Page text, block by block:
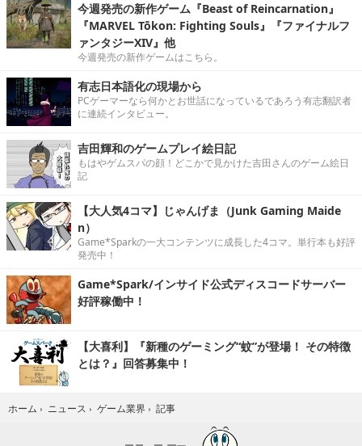
今週発売の新作ゲーム『Beast of Reincarnation』
『MARVEL Tōkon: Fighting Souls』『ファイナルフ
ァンタジーXIV』他
今週発売の新作ゲームはこちら。
有志日本語化の現場から
PCゲーマーなら何かとお世話になっているであろう有志翻訳者
に連続インタビュー。
吉田輝和のゲームプレイ絵日記
もはやゲムスパの顔！どこかで見かけた吉田さんのゲーム絵日
記
【大人気4コマ】じゃんげま（Junk Gaming Maide
n）
Game*Sparkの一大コンテンツに成長した4コマ。単行本も好評
発売中！
Game*Spark/インサイド公式ディスコードサーバー
好評稼働中！
【大喜利】『新種のゲーミング“蚊”が登場！ その特徴
とは？』回答募集中！
ホーム › ニュース › ゲーム業界 › 記事